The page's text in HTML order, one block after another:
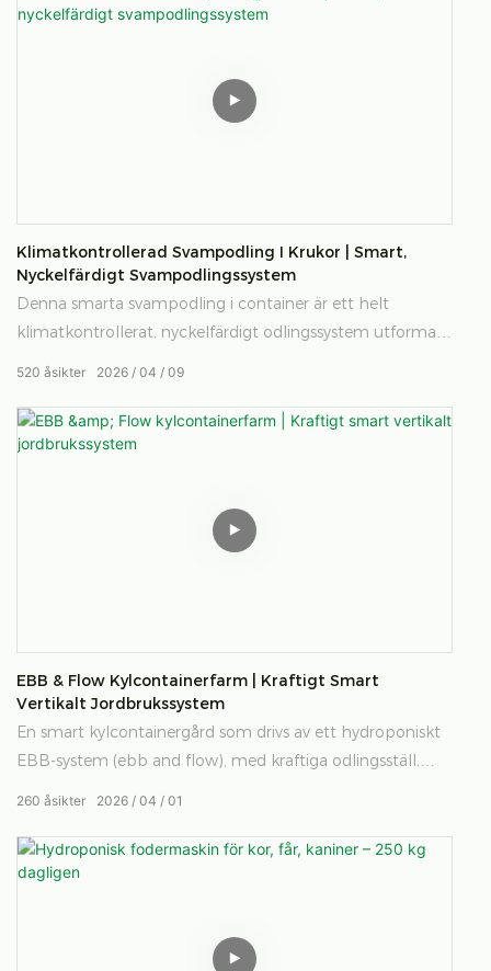
fjärrjordbruk.
Klimatkontrollerad Svampodling I Krukor | Smart,
Nyckelfärdigt Svampodlingssystem
Denna smarta svampodling i container är ett helt
klimatkontrollerat, nyckelfärdigt odlingssystem utformat
LYINEs officiella YouTube-kanal:
https://www.youtube.com/ @LyineGroup
2026 04 09
520 åsikter
EBB & Flow Kylcontainerfarm | Kraftigt Smart
Vertikalt Jordbrukssystem
En smart kylcontainergård som drivs av ett hydroponiskt
EBB-system (ebb and flow), med kraftiga odlingsställ,
vertikalt jordbruk.
2026 04 01
260 åsikter